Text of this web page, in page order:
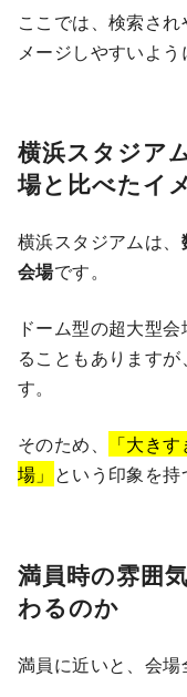
ここでは、検索さ
メージしやすいよう
横浜スタジア
場と比べたイ
横浜スタジアムは、
会場です。
ドーム型の超大型
ることもあります
す。
そのため、
「大き
場」 という印象を持
満員時の雰囲
わるのか
満員に近いと、会場